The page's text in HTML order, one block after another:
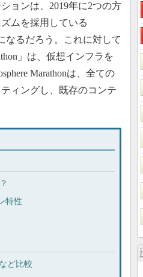
ョンは、2019年に2つの方
ムを採用している
なるだろう。これに対して
」は、仮想インフラを
Marathonは、全ての
ィングし、既存のコンテ
特性
ど比較